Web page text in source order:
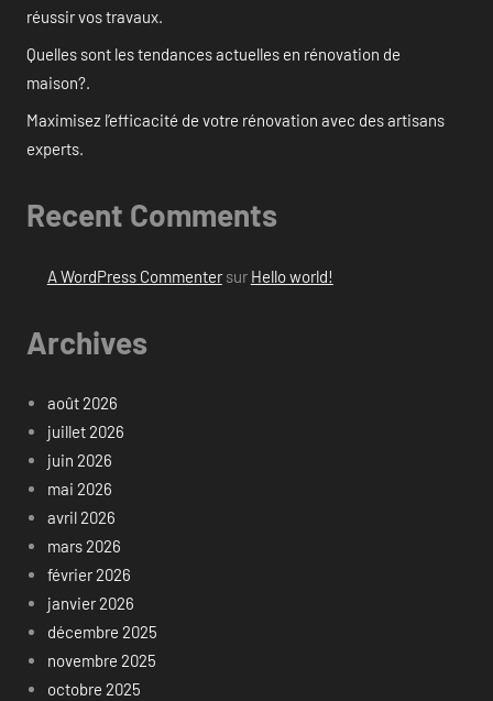
réussir vos travaux.
Quelles sont les tendances actuelles en rénovation de
maison?.
Maximisez l’efficacité de votre rénovation avec des artisans
experts.
Recent Comments
A WordPress Commentersur Hello world!
Archives
août 2026
juillet 2026
juin 2026
mai 2026
avril 2026
mars 2026
février 2026
janvier 2026
décembre 2025
novembre 2025
octobre 2025